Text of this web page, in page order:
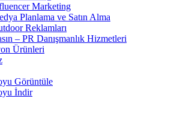
Marketing
Planlama ve Satın Alma
Reklamları
– PR Danışmanlık Hizmetleri
Ürünleri
Görüntüle
İndir